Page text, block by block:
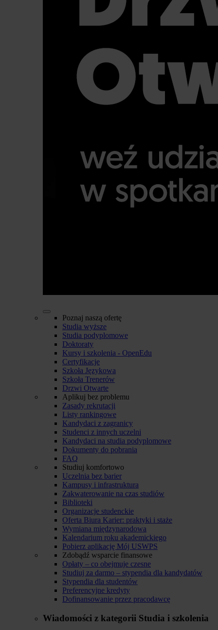
Poznaj naszą ofertę
Studia wyższe
Studia podyplomowe
Doktoraty
Kursy i szkolenia - OpenEdu
Certyfikacje
Szkoła Językowa
Szkoła Trenerów
Drzwi Otwarte
Aplikuj bez problemu
Zasady rekrutacji
Listy rankingowe
Kandydaci z zagranicy
Studenci z innych uczelni
Kandydaci na studia podyplomowe
Dokumenty do pobrania
FAQ
Studiuj komfortowo
Uczelnia bez barier
Kampusy i infrastruktura
Zakwaterowanie na czas studiów
Biblioteki
Organizacje studenckie
Oferta Biura Karier: praktyki i staże
Wymiana międzynarodowa
Kalendarium roku akademickiego
Pobierz aplikację Mój USWPS
Zdobądź wsparcie finansowe
Opłaty – co obejmuje czesne
Studiuj za darmo – stypendia dla kandydatów
Stypendia dla studentów
Preferencyjne kredyty
Dofinansowanie przez pracodawcę
Wiadomości z kategorii Studia i szkolenia